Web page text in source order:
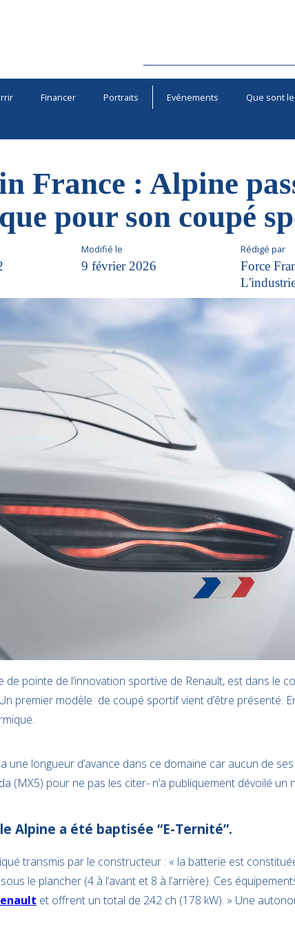
Financer Portraits Evénements Que sont
France : Alpine
pour son coupé
Modifié le
9 février 2026
Rédigé par
Force
de pointe de l’innovation sportive de Renault, est dans le
premier modèle de coupé sportif vient d’être présenté.
une longueur d’avance dans ce domaine car aucun de
(MX5) pour ne pas les citer- n’a publiquement dévoilé un
Alpine a été baptisée “E-Ternité”.
transmis par le constructeur : « la batterie est
le plancher (4 à l’avant et 8 à l’arrière). Ces
et offrent un total de 242 ch (178 kW). » Une